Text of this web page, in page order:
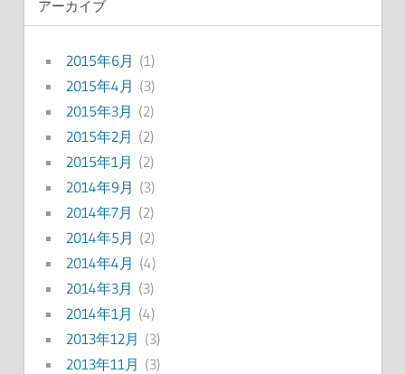
アーカイブ
2015年6月 (1)
2015年4月 (3)
2015年3月 (2)
2015年2月 (2)
2015年1月 (2)
2014年9月 (3)
2014年7月 (2)
2014年5月 (2)
2014年4月 (4)
2014年3月 (3)
2014年1月 (4)
2013年12月 (3)
2013年11月 (3)